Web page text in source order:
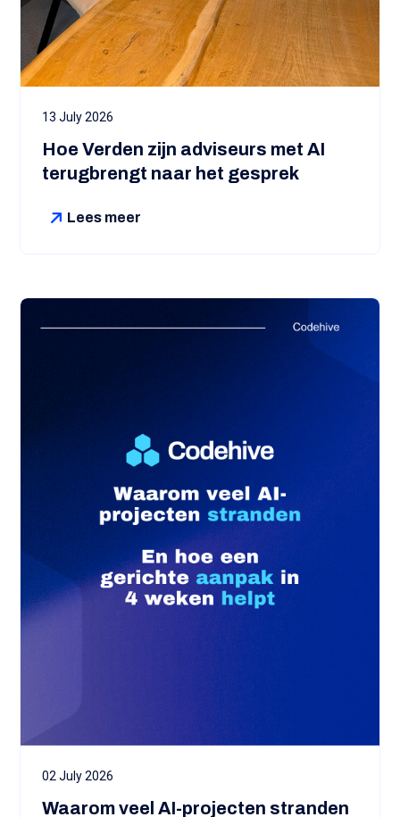
13 July 2026
Hoe Verden zijn adviseurs met AI
terugbrengt naar het gesprek
Lees meer
02 July 2026
Waarom veel AI-projecten stranden